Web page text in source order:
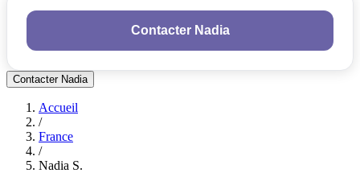
Contacter Nadia
Contacter Nadia
Accueil
/
France
/
Nadia S.